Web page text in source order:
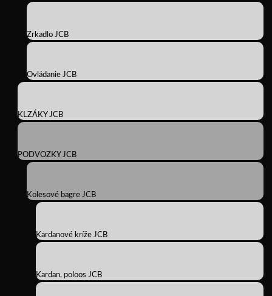
Zrkadlo JCB
Ovládanie JCB
KLZÁKY JCB
PODVOZKY JCB
Kolesové bagre JCB
Kardanové kríže JCB
Kardan, poloos JCB